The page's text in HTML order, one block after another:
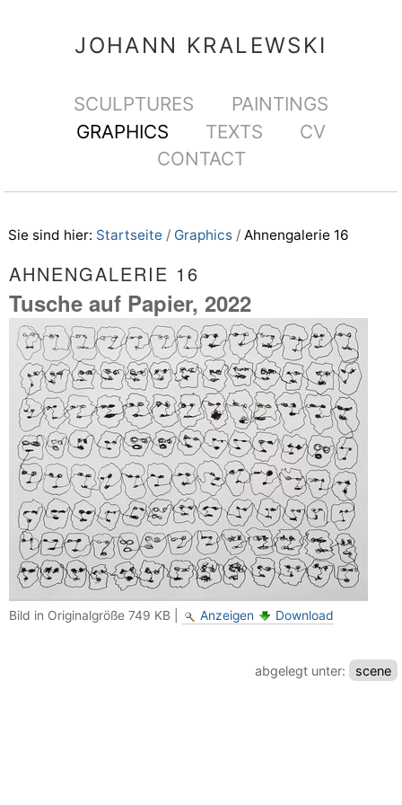
WerkzeugeJOHANN KRALEWSKI
SektionenSCULPTURES
PAINTINGS
GRAPHICS
TEXTS
CV
CONTACT
Sie sind hier: Startseite / Graphics / Ahnengalerie 16
AHNENGALERIE 16
Tusche auf Papier, 2022
Bild in Originalgröße 749 KB| Anzeigen Download
abgelegt unter: scene